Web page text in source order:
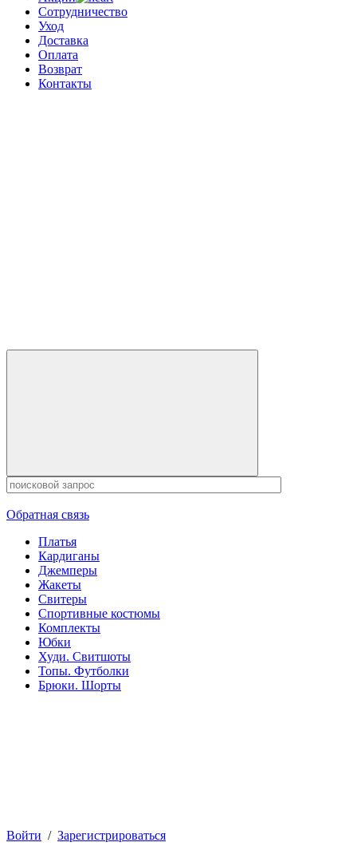
Сотрудничество
Уход
Доставка
Оплата
Возврат
Контакты
Обратная связь
Платья
Кардиганы
Джемперы
Жакеты
Свитеры
Спортивные костюмы
Комплекты
Юбки
Худи. Свитшоты
Топы. Футболки
Брюки. Шорты
Войти / Зарегистрироваться